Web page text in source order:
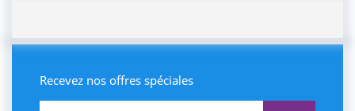
Recevez nos offres spéciales